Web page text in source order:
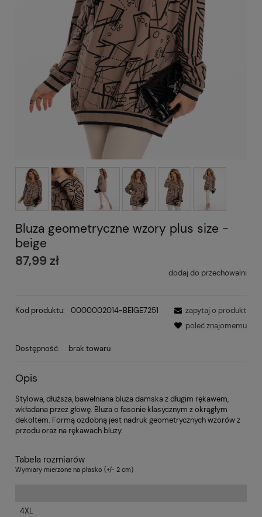
Bluza geometryczne wzory plus size -
beige
87,99 zł
dodaj do przechowalni
Kod produktu: 0000002014-BEIGE7251
zapytaj o produkt
poleć znajomemu
Dostępność: brak towaru
Opis
Stylowa, dłuższa, bawełniana bluza damska z długim rękawem,
wkładana przez głowę. Bluza o fasonie klasycznym z okrągłym
dekoltem. Formą ozdobną jest nadruk geometrycznych wzorów z
przodu oraz na rękawach bluzy.
Tabela rozmiarów
Wymiary mierzone na płasko (+/- 2 cm)
4XL